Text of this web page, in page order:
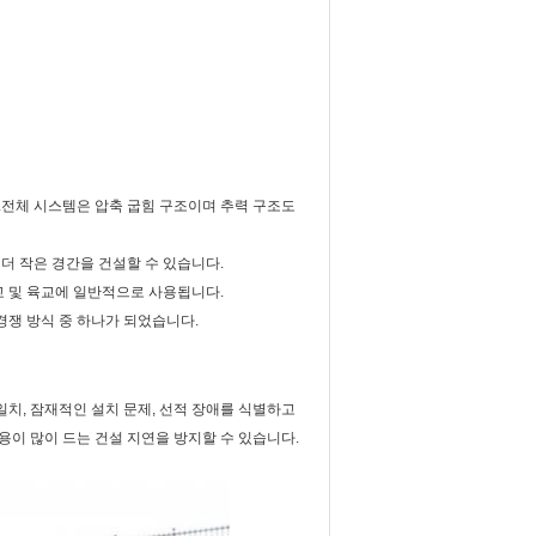
체 시스템은 압축 굽힘 구조이며 추력 구조도
작은 경간을 건설할 수 있습니다.
및 육교에 일반적으로 사용됩니다.
쟁 방식 중 하나가 되었습니다.
, 잠재적인 설치 문제, 선적 장애를 식별하고
이 많이 드는 건설 지연을 방지할 수 있습니다.